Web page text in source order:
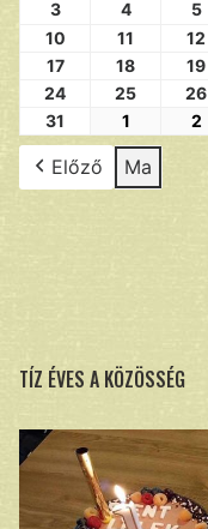
3
4 5
10
11 12
17
18 19
24
25 26
31
1 2
Előző Ma
TÍZ ÉVES A KÖZÖSSÉG